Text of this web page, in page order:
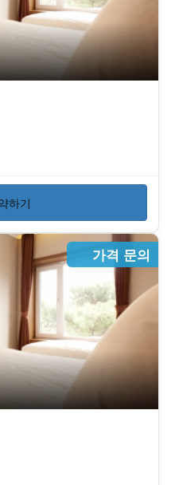
하기
가격 문의